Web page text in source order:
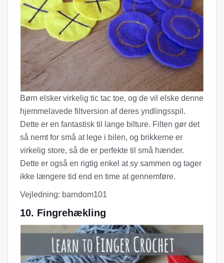
Børn elsker virkelig tic tac toe, og de vil elske denne
hjemmelavede filtversion af deres yndlingsspil.
Dette er en fantastisk til lange bilture. Filten gør det
så nemt for små at lege i bilen, og brikkerne er
virkelig store, så de er perfekte til små hænder.
Dette er også en rigtig enkel at sy sammen og tager
ikke længere tid end en time at gennemføre.
Vejledning: barndom101
10. Fingrehækling